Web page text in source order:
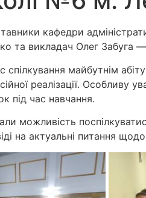
кафедри
та викладач Олег Забуга
спілкування майбутнім
реалізації. Особливу
під час навчання.
можливість
на актуальні питання